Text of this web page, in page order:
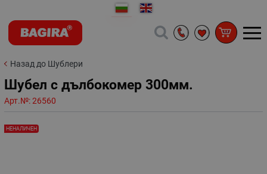
Назад до Шублери
Шубел с дълбокомер 300мм.
Арт.№:26560
НЕНАЛИЧЕН